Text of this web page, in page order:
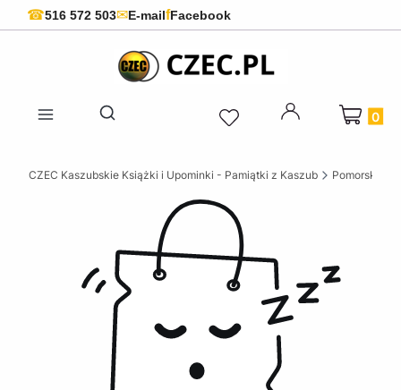
☎516 572 503✉E-mailfFacebook
Otwórz wyszukiwarkę
Produkty
CZEC Kaszubskie Książki i Upominki - Pamiątki z Kaszub Pomorskie